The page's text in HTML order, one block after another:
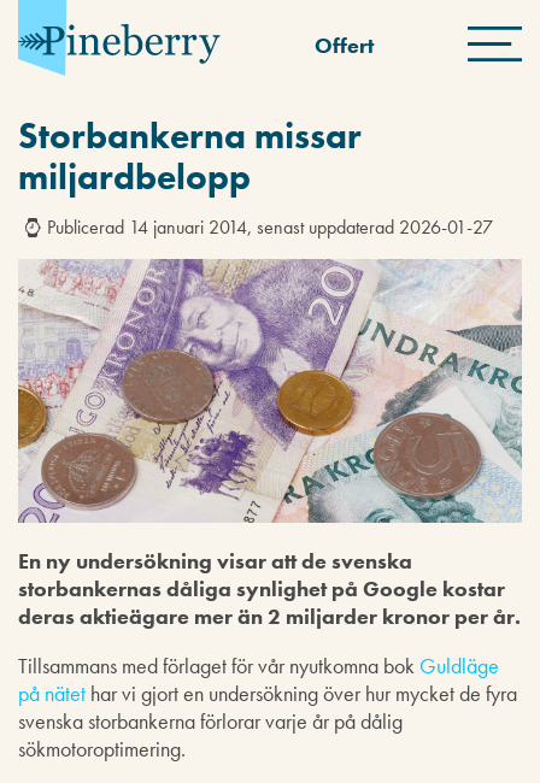
Offert
Storbankerna missar
miljardbelopp
Publicerad 14 januari 2014, senast uppdaterad 2026-01-27
En ny undersökning visar att de svenska
storbankernas dåliga synlighet på Google kostar
deras aktieägare mer än 2 miljarder kronor per år.
Tillsammans med förlaget för vår nyutkomna bok Guldläge
på nätet har vi gjort en undersökning över hur mycket de fyra
svenska storbankerna förlorar varje år på dålig
sökmotoroptimering.